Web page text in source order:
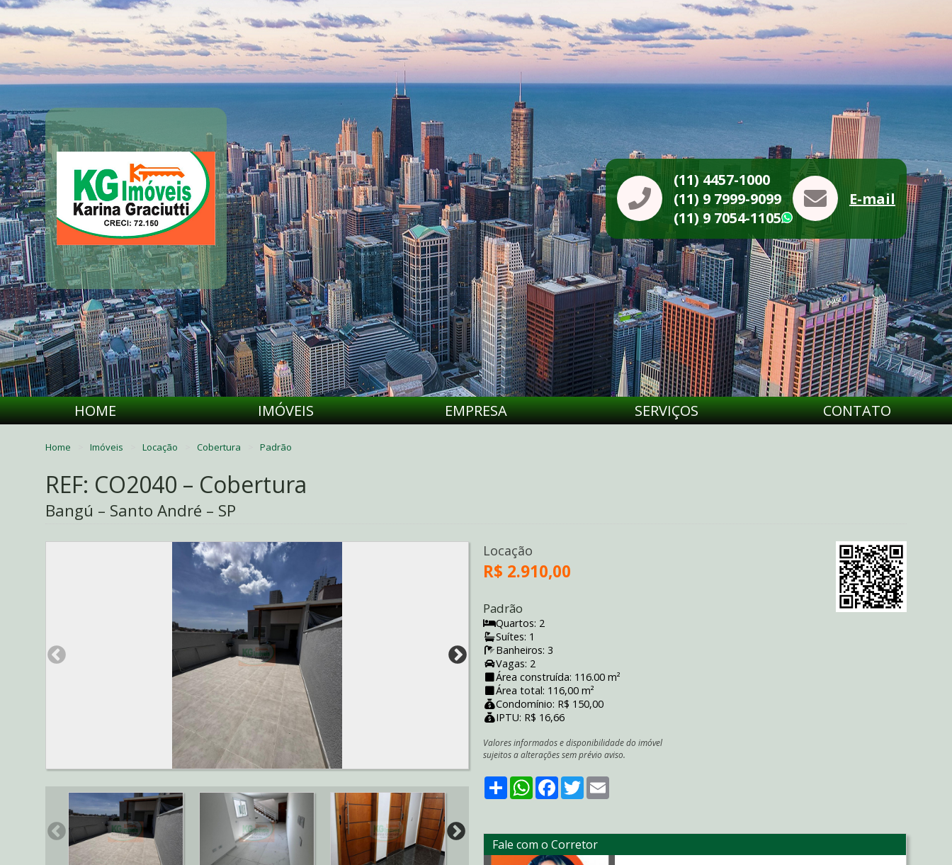
(11) 4457-1000
(11) 9 7999-9099
(11) 9 7054-1105
WhatsApp
E-mail
HOME IMÓVEIS EMPRESA SERVIÇOS CONTATO
Home Imóveis Locação Cobertura Padrão
REF: CO2040 – Cobertura
Bangú – Santo André – SP
Locação
R$ 2.910,00
Padrão
Quartos: 2
Suítes: 1
Banheiros: 3
Vagas: 2
Área construída: 116.00 m²
Área total: 116,00 m²
Condomínio: R$ 150,00
IPTU: R$ 16,66
Valores informados e disponibilidade do imóvel
sujeitos a alterações sem prévio aviso.
ShareWhatsApp
Facebook
Twitter
Fale com o Corretor